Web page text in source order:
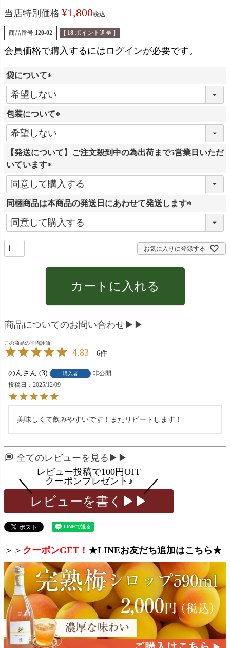
当店特別価格 ¥1,800税込
商品番号 120-02 [ 18 ポイント進呈 ]
会員価格で購入するにはログインが必要です。
袋について
(
必
須
)
包装について
必
須
【発送について】ご注文殺到中の為出荷まで5営業日いただ
いています
(
必
須
)
同梱商品は本商品の発送日にあわせて発送します
必
須
)
お気に入りに登録する
カートに入れる
商品についてのお問い合わせ▶▶
4.83 6
のん 3 購入者
非公開
投稿日
2025/12/09
美味しくて飲みやすいです！またリピートします！
全てのレビューを見る▶▶
レビューを書く▶▶
＞＞ クーポンGET！ ★LINEお友だち追加はこちら★